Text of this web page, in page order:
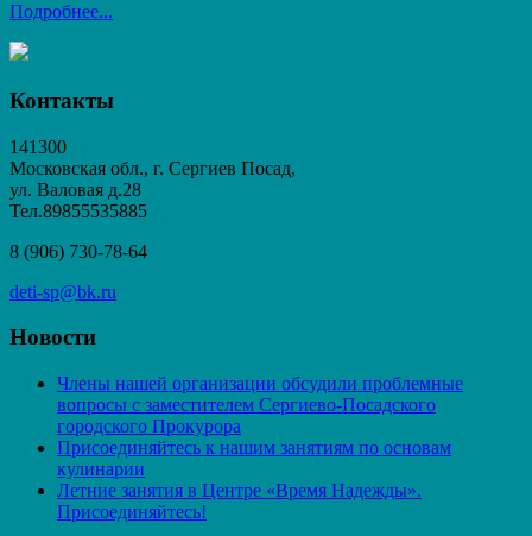
Подробнее...
Контакты
141300
Московская обл., г. Сергиев Посад,
ул. Валовая д.28
Тел.89855535885
8 (906) 730-78-64
deti-sp@bk.ru
Новости
Члены нашей организации обсудили проблемные
вопросы с заместителем Сергиево-Посадского
городского Прокурора
Присоединяйтесь к нашим занятиям по основам
кулинарии
Летние занятия в Центре «Время Надежды».
Присоединяйтесь!